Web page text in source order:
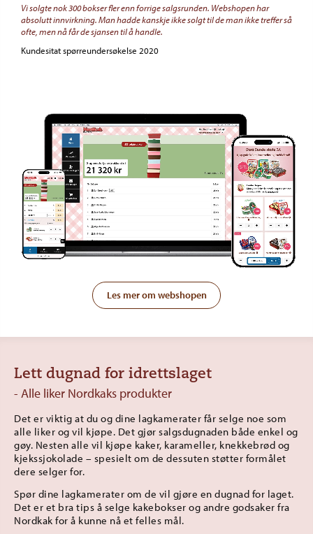
Vi solgte nok 300 bokser fler enn forrige salgsrunden. Webshopen har
absolutt innvirkning. Man hadde kanskje ikke solgt til de man ikke treffer så
ofte, men nå får de sjansen til å handle.
Kundesitat spørreundersøkelse 2020
Les mer om webshopen
Lett dugnad for idrettslaget
- Alle liker Nordkaks produkter
Det er viktig at du og dine lagkamerater får selge noe som
alle liker og vil kjøpe. Det gjør salgsdugnaden både enkel og
gøy. Nesten alle vil kjøpe kaker, karameller, knekkebrød og
kjekssjokolade – spesielt om de dessuten støtter formålet
dere selger for.
Spør dine lagkamerater om de vil gjøre en dugnad for laget.
Det er et bra tips å selge kakebokser og andre godsaker fra
Nordkak for å kunne nå et felles mål.